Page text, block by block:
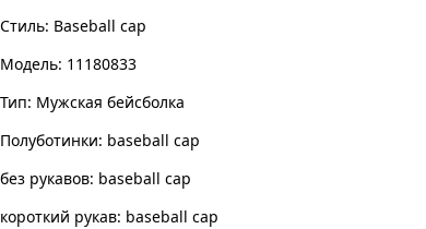
Стиль: Baseball cap
Модель: 11180833
Тип: Мужская бейсболка
Полуботинки: baseball cap
без рукавов: baseball cap
короткий рукав: baseball cap